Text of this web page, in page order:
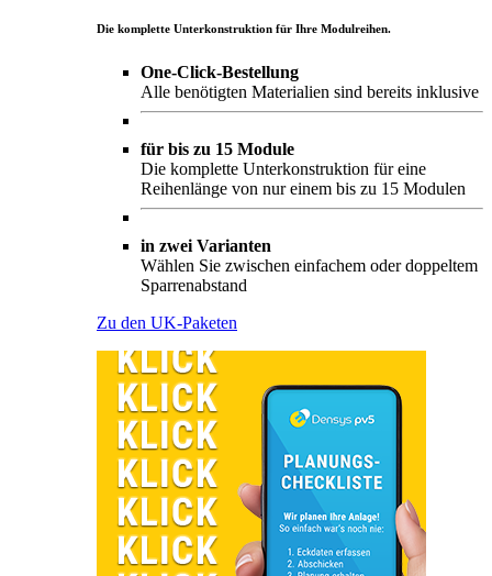
Die komplette Unterkonstruktion für Ihre Modulreihen.
One-Click-Bestellung
Alle benötigten Materialien sind bereits inklusive
für bis zu 15 Module
Die komplette Unterkonstruktion für eine
Reihenlänge von nur einem bis zu 15 Modulen
in zwei Varianten
Wählen Sie zwischen einfachem oder doppeltem
Sparrenabstand
Zu den UK-Paketen